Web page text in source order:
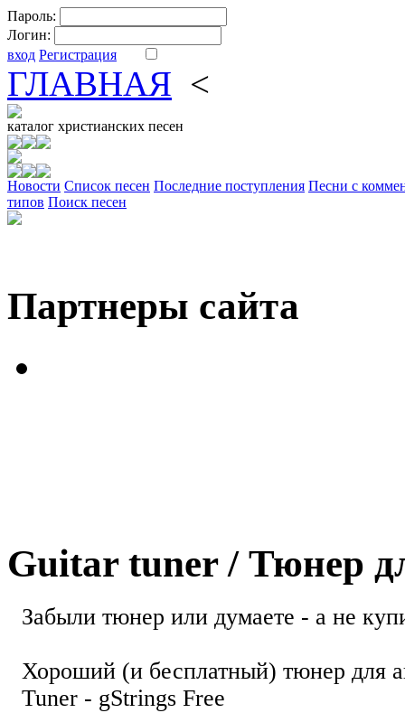
Пароль:
Логин:
вход Регистрация
ГЛАВНАЯ <
каталог христианских песен
Новости Cписок песен Последние поступления Песни с
типов Поиск песен
Партнеры сайта
Guitar tuner / Тюнер
Забыли тюнер или думаете - а не
Хороший (и бесплатный) тюнер для
Tuner - gStrings Free